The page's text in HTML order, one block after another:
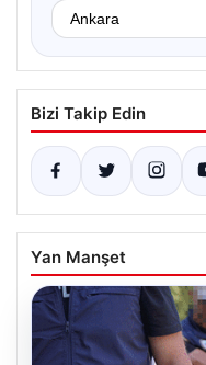
Bizi Takip Edin
Yan Manşet